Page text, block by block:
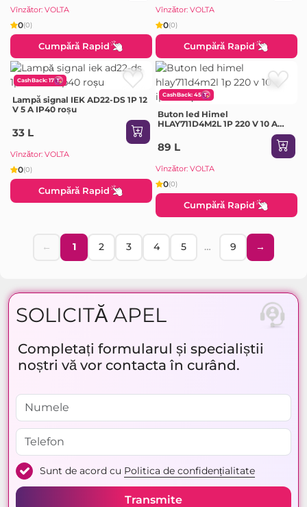
Vînzător: VOLTA
0(0)
Cumpără Rapid
Vînzător: VOLTA
0(0)
Cumpără Rapid
CashBack: 17
Lampă signal IEK AD22-DS 1P 12
V 5 A IP40 roșu
33 L
Vînzător: VOLTA
0(0)
Cumpără Rapid
CashBack: 45
Buton led Himel
HLAY711D4M2L 1P 220 V 10 A
89 L
Vînzător: VOLTA
0(0)
Cumpără Rapid
← 1 2 3 4 5 … 9 →
SOLICITĂ APEL
Completați formularul și specialiștii
noștri vă vor contacta în curând.
Sunt de acord cu Politica de confidențialitate
Transmite